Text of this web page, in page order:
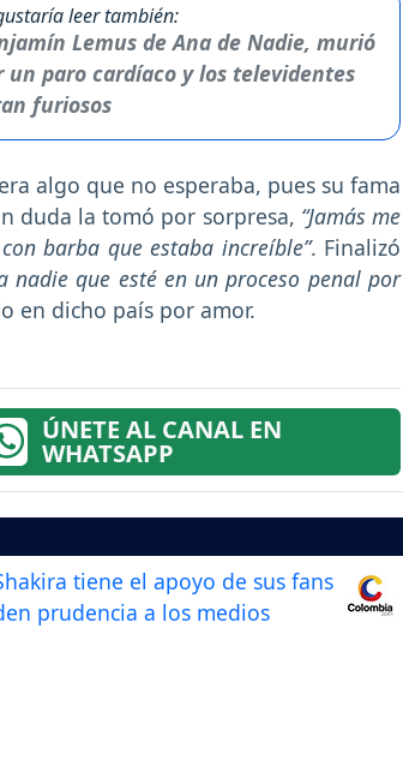
leer también:
Lemus de Ana de Nadie, murió
un paro cardíaco y los televidentes
furiosos
algo que no esperaba, pues su fama
duda la tomó por sorpresa, “Jamás me
barba que estaba increíble”. Finalizó
nadie que esté en un proceso penal por
en dicho país por amor.
ÚNETE AL CANAL EN
WHATSAPP